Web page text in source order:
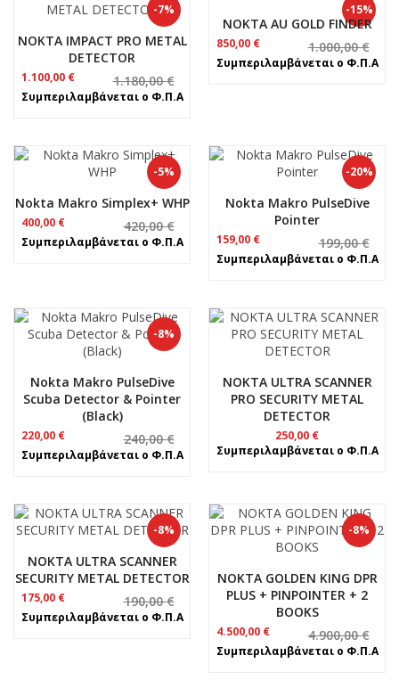
-7%
NOKTA IMPACT PRO METAL
DETECTOR
1.180,00€
Original
price
was:
1.100,00 €
τρέχουσα
τιμή
Συμπεριλαμβάνεται ο Φ.Π.Α
-15%
NOKTA AU GOLD FINDER
1.000,00€
Original
price
was:
850,00 €
τρέχουσα
τιμή
Συμπεριλαμβάνεται ο Φ.Π.Α
-5%
Nokta Makro Simplex+ WHP
420,00€
price
was:
400,00 €
τρέχουσα
τιμή
Συμπεριλαμβάνεται ο Φ.Π.Α
-20%
Nokta Makro PulseDive
Pointer
199,00€
price
was:
159,00 €
τρέχουσα
τιμή
Συμπεριλαμβάνεται ο Φ.Π.Α
-8%
Nokta Makro PulseDive
Scuba Detector & Pointer
(Black)
240,00€
price
was:
220,00 €
τρέχουσα
τιμή
Συμπεριλαμβάνεται ο Φ.Π.Α
NOKTA ULTRA SCANNER
PRO SECURITY METAL
DETECTOR
250,00 €
Συμπεριλαμβάνεται ο Φ.Π.Α
-8%
NOKTA ULTRA SCANNER
SECURITY METAL DETECTOR
190,00€
price
was:
175,00 €
τρέχουσα
τιμή
Συμπεριλαμβάνεται ο Φ.Π.Α
-8%
NOKTA GOLDEN KING DPR
PLUS + PINPOINTER + 2
BOOKS
4.900,00€
Original
price
was:
4.500,00 €
τρέχουσα
τιμή
Συμπεριλαμβάνεται ο Φ.Π.Α